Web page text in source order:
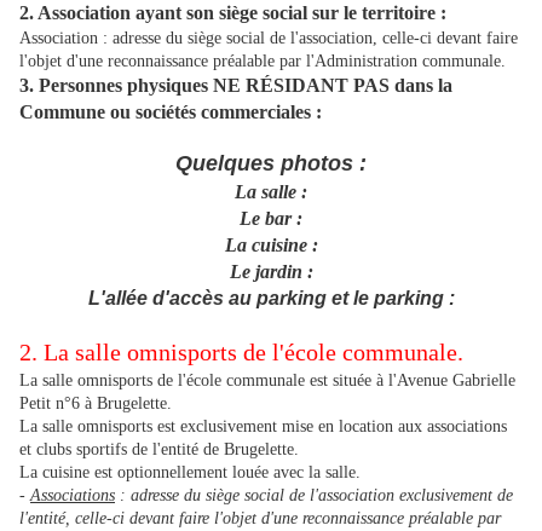
2. Association ayant son siège social sur le territoire :
Association : adresse du siège social de l'association, celle-ci devant faire
l'objet d'une reconnaissance préalable par l'Administration communale.
3. Personnes physiques NE RÉSIDANT PAS dans la
Commune ou sociétés commerciales :
Quelques photos :
La salle :
Le bar :
La cuisine :
Le jardin :
L'allée d'accès au parking et le parking :
2. La salle omnisports de l'école communale.
La salle omnisports de l'école communale est située à l'Avenue Gabrielle
Petit n°6 à Brugelette.
La salle omnisports est exclusivement mise en location aux associations
et clubs sportifs de l'entité de Brugelette.
La cuisine est optionnellement louée avec la salle.
-Associations : adresse du siège social de l'association exclusivement de
l'entité, celle-ci devant faire l'objet d'une reconnaissance préalable par